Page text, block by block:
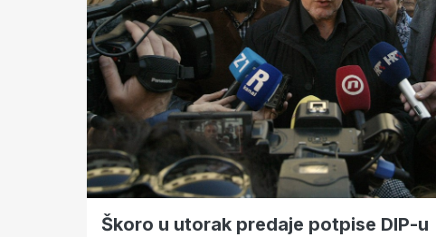
Škoro u utorak predaje potpise DIP-u